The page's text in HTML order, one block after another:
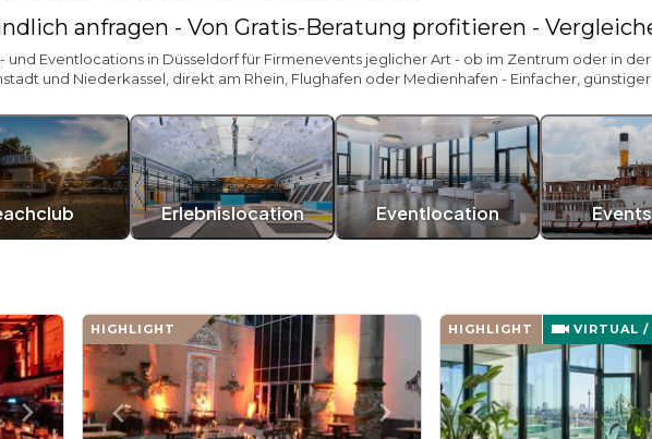
anfragen - Von Gratis-Beratung profitieren -
und Eventlocations in Düsseldorf für Firmenevents jeglicher Art - ob im Zentrum oder in
und Niederkassel, direkt am Rhein, Flughafen oder Medienhafen - Einfacher,
Erlebnislocation Eventlocation
HIGHLIGHT HIGHLIGHT VIRTUAL /